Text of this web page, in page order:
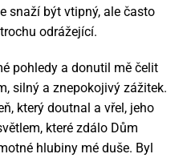
snaží být vtipný, ale často
odrážející.
pohledy a donutil mě čelit
silný a znepokojivý zážitek.
který doutnal a vřel, jeho
které zdálo Dům
hlubiny mé duše. Byl